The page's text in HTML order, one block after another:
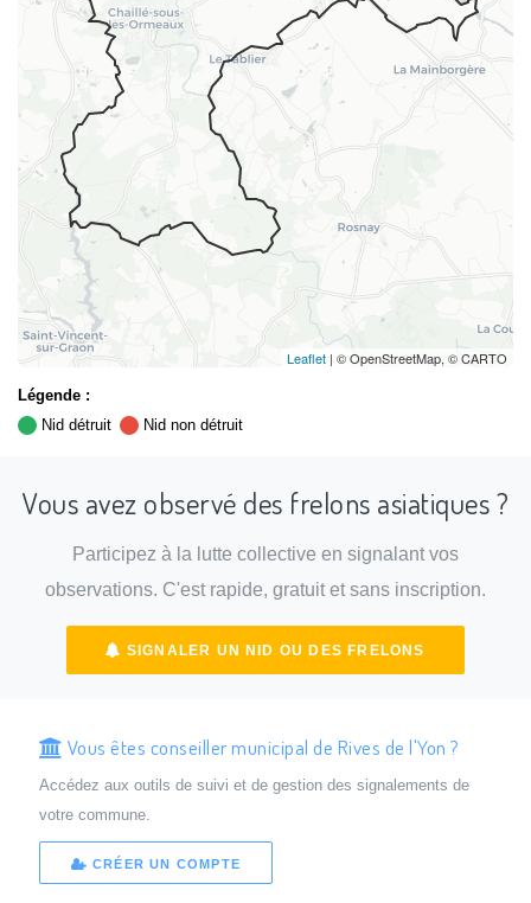
Leaflet | © OpenStreetMap, © CARTO
Légende :
Nid détruit
Nid non détruit
Vous avez observé des frelons asiatiques ?
Participez à la lutte collective en signalant vos
observations. C'est rapide, gratuit et sans inscription.
SIGNALER UN NID OU DES FRELONS
Vous êtes conseiller municipal de Rives de l'Yon ?
Accédez aux outils de suivi et de gestion des signalements de
votre commune.
CRÉER UN COMPTE